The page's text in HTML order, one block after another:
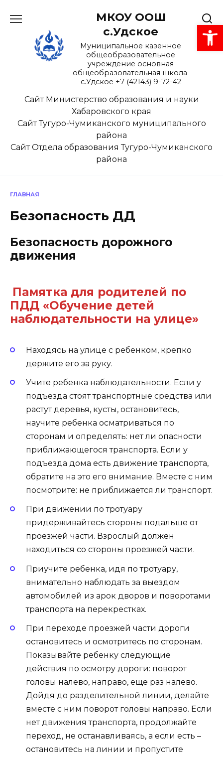
Открыть панель инструментов
содержанию
МКОУ ООШ
с.Удское
Муниципальное казенное
общеобразовательное
учреждение основная
общеобразовательная школа
с.Удское +7 (42143) 9-72-42
Сайт Министерство образования и науки
Хабаровского края
Сайт Тугуро-Чумиканского муниципального
района
Сайт Отдела образования Тугуро-Чумиканского
района
ГЛАВНАЯ
Безопасность ДД
Безопасность дорожного
движения
Памятка для родителей по
ПДД «Обучение детей
наблюдательности на улице»
Находясь на улице с ребенком, крепко
держите его за руку.
Учите ребенка наблюдательности. Если у
подъезда стоят транспортные средства или
растут деревья, кусты, остановитесь,
научите ребенка осматриваться по
сторонам и определять: нет ли опасности
приближающегося транспорта. Если у
подъезда дома есть движение транспорта,
обратите на это его внимание. Вместе с ним
посмотрите: не приближается ли транспорт.
При движении по тротуару
придерживайтесь стороны подальше от
проезжей части. Взрослый должен
находиться со стороны проезжей части.
Приучите ребенка, идя по тротуару,
внимательно наблюдать за выездом
автомобилей из арок дворов и поворотами
транспорта на перекрестках.
При переходе проезжей части дороги
остановитесь и осмотритесь по сторонам.
Показывайте ребенку следующие
действия по осмотру дороги: поворот
головы налево, направо, еще раз налево.
Дойдя до разделительной линии, делайте
вместе с ним поворот головы направо. Если
нет движения транспорта, продолжайте
переход, не останавливаясь, а если есть –
остановитесь на линии и пропустите